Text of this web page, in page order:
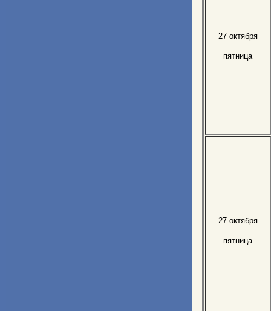
27 октября
пятница
27 октября
пятница